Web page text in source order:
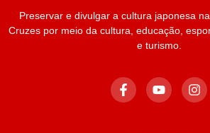
Preservar e divulgar a cultura japonesa
Cruzes por meio da cultura, educação,
e turismo.